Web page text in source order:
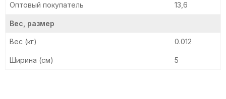
Оптовый покупатель 13,6
Вес, размер
Вес (кг) 0.012
Ширина (см) 5